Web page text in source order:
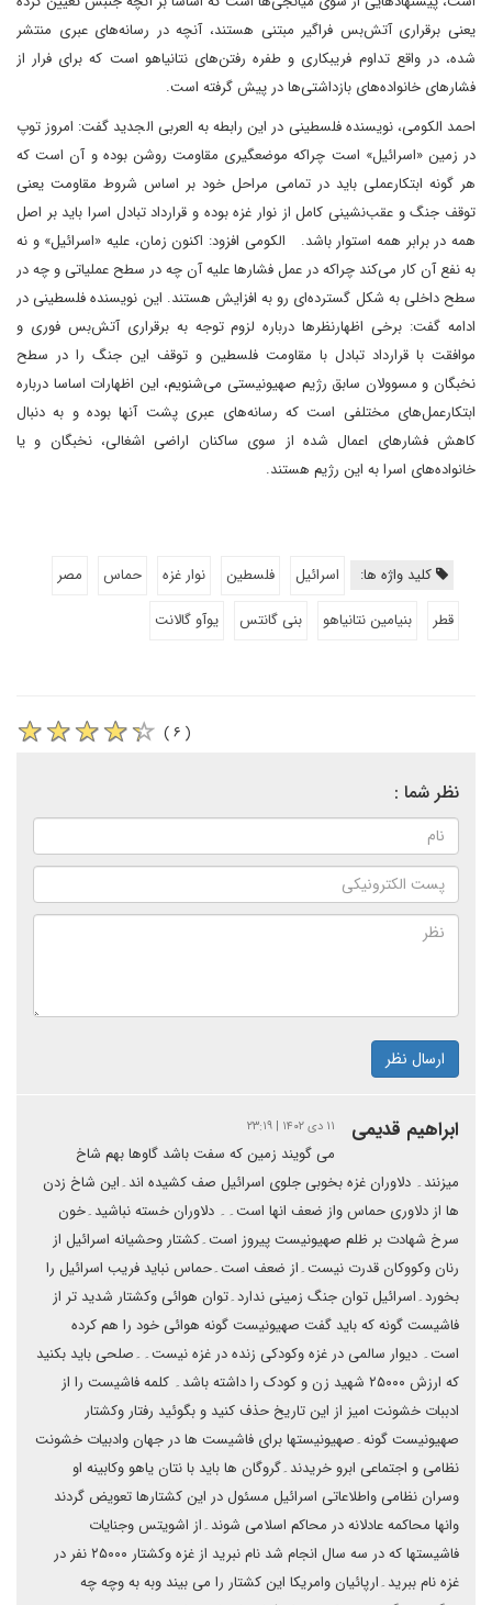
یعنی برقراری آتش‌بس فراگیر مبتنی هستند، آنچه در رسانه‌های عبری منتشر
شده، در واقع تداوم فریبکاری و طفره رفتن‌های نتانیاهو است که برای فرار از
فشارهای خانواده‌های بازداشتی‌ها در پیش گرفته است.
احمد الکومی، نویسنده فلسطینی در این رابطه به العربی الجدید گفت: امروز توپ
در زمین «اسرائیل» است چراکه موضعگیری مقاومت روشن بوده و آن است که
هر گونه ابتکارعملی باید در تمامی مراحل خود بر اساس شروط مقاومت یعنی
توقف جنگ و عقب‌نشینی کامل از نوار غزه بوده و قرارداد تبادل اسرا باید بر اصل
همه در برابر همه استوار باشد. الکومی افزود: اکنون زمان، علیه «اسرائیل» و نه
به نفع آن کار می‌کند چراکه در عمل فشارها علیه آن چه در سطح عملیاتی و چه در
سطح داخلی به شکل گسترده‌ای رو به افزایش هستند. این نویسنده فلسطینی در
ادامه گفت: برخی اظهارنظرها درباره لزوم توجه به برقراری آتش‌بس فوری و
موافقت با قرارداد تبادل با مقاومت فلسطین و توقف این جنگ را در سطح
نخبگان و مسوولان سابق رژیم صهیونیستی می‌شنویم، این اظهارات اساسا درباره
ابتکارعمل‌های مختلفی است که رسانه‌های عبری پشت آنها بوده و به دنبال
کاهش فشارهای اعمال شده از سوی ساکنان اراضی اشغالی، نخبگان و یا
خانواده‌های اسرا به این رژیم هستند.
کلید واژه ها: اسرائیل فلسطین نوار غزه حماس
مصر
قطر
بنیامین نتانیاهو بنی گانتس یوآو گالانت
( ۶ )
نظر شما :
ارسال نظر
ابراهیم قدیمی ۱۱ دی ۱۴۰۲ | ۲۳:۱۹
می گویند زمین که سفت باشد گاوها بهم شاخ
میزنند۔ دلاوران غزه بخوبی جلوی اسرائیل صف کشیده اند۔این شاخ زدن
ها از دلاوری حماس واز ضعف انها است۔۔ دلاوران خسته نباشید۔خون
سرخ شهادت بر ظلم صهیونیست پیروز است۔کشتار وحشیانه اسرائیل از
رنان وکووکان قدرت نیست۔از ضعف است۔حماس نباید فریب اسرائیل را
بخورد۔اسرائیل توان جنگ زمینی ندارد۔توان هوائی وکشتار شدید تر از
فاشیست گونه که باید گفت صهیونیست گونه هوائی خود را هم کرده
است۔ دیوار سالمی در غزه وکودکی زنده در غزه نیست۔۔صلحی باید بکنید
که ارزش ۲۵۰۰۰ شهید زن و کودک را داشته باشد۔ کلمه فاشیست را از
ادببات خشونت امیز از این تاریخ حذف کنید و بگوئید رفتار وکشتار
صهیونیست گونه۔صهیونیستها برای فاشیست ها در جهان وادبیات خشونت
نظامی و اجتماعی ابرو خریدند۔گروگان ها باید با نتان یاهو وکابینه او
وسران نظامی واطلاعاتی اسرائیل مسئول در این کشتارها تعویض گردند
وانها محاکمه عادلانه در محاکم اسلامی شوند۔از اشویتس وجنایات
فاشیستها که در سه سال انجام شد نام نبرید از غزه وکشتار ۲۵۰۰۰ نفر در
غزه نام ببرید۔ارپائیان وامریکا این کشتار را می بیند وبه به وچه چه